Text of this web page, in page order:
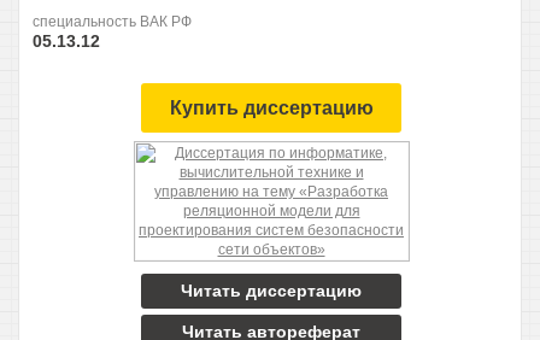
специальность ВАК РФ
05.13.12
Купить диссертацию
Читать диссертацию
Читать автореферат